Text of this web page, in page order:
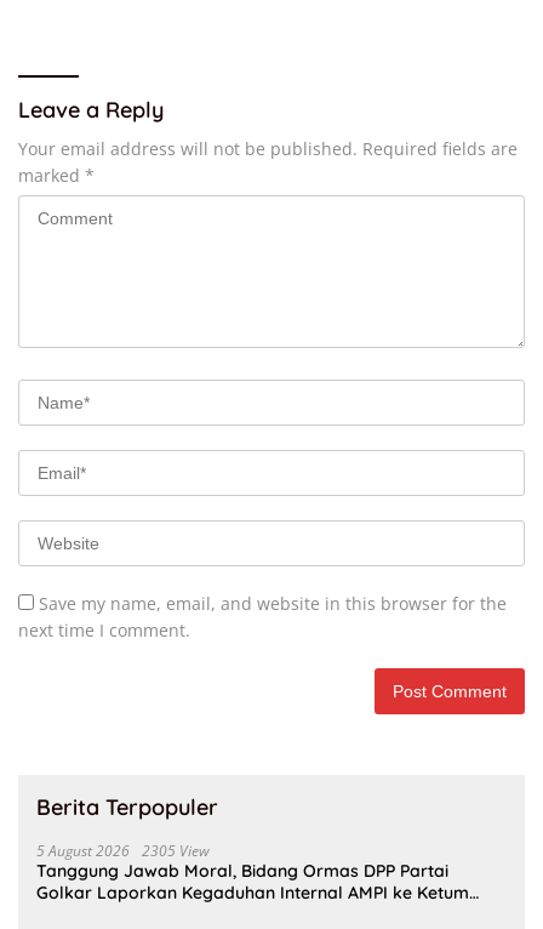
Leave a Reply
Your email address will not be published. Required fields are
marked *
Save my name, email, and website in this browser for the
next time I comment.
Berita Terpopuler
5 August 2026 2305 View
Tanggung Jawab Moral, Bidang Ormas DPP Partai
Golkar Laporkan Kegaduhan Internal AMPI ke Ketum